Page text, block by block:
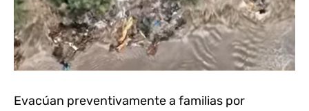
Evacúan preventivamente a familias por